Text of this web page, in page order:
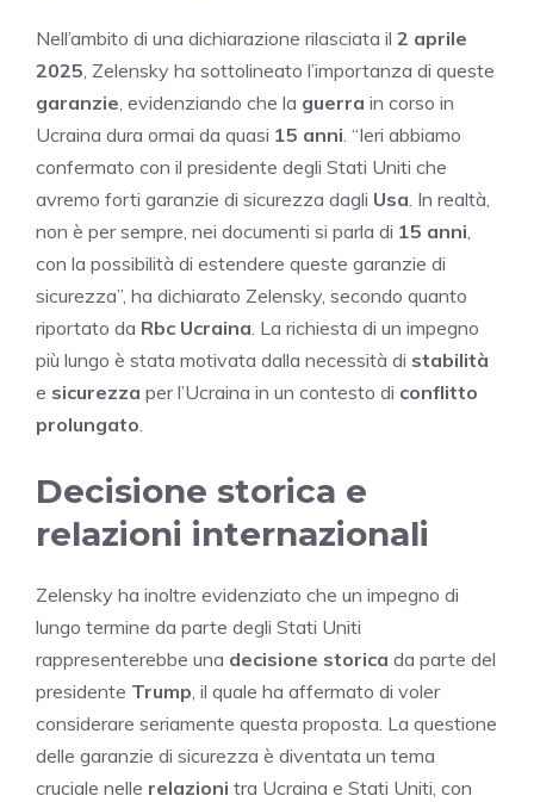
Nell’ambito di una dichiarazione rilasciata il 2 aprile
2025, Zelensky ha sottolineato l’importanza di queste
garanzie, evidenziando che la guerra in corso in
Ucraina dura ormai da quasi 15 anni. “Ieri abbiamo
confermato con il presidente degli Stati Uniti che
avremo forti garanzie di sicurezza dagli Usa. In realtà,
non è per sempre, nei documenti si parla di 15 anni,
con la possibilità di estendere queste garanzie di
sicurezza”, ha dichiarato Zelensky, secondo quanto
riportato da Rbc Ucraina. La richiesta di un impegno
più lungo è stata motivata dalla necessità di stabilità
e sicurezza per l’Ucraina in un contesto di conflitto
prolungato.
Decisione storica e
relazioni internazionali
Zelensky ha inoltre evidenziato che un impegno di
lungo termine da parte degli Stati Uniti
rappresenterebbe una decisione storica da parte del
presidente Trump, il quale ha affermato di voler
considerare seriamente questa proposta. La questione
delle garanzie di sicurezza è diventata un tema
cruciale nelle relazioni tra Ucraina e Stati Uniti, con